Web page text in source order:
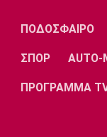
Ρήγα: «Τα
πετύχουν
Ποδόσφαιρο -
ΠΟΔΟΣΦΑΙΡΟ
ΣΠΟΡ AUTO-
ΠΡΟΓΡΑΜΜΑ